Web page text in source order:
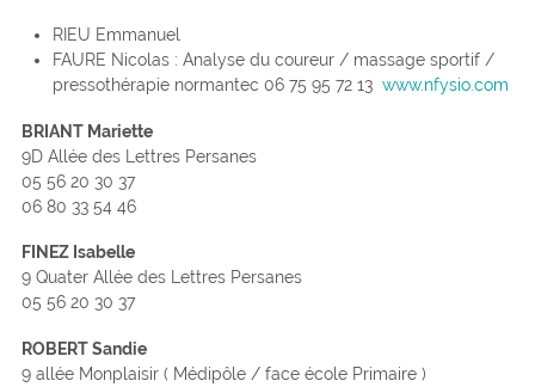
RIEU Emmanuel
FAURE Nicolas : Analyse du coureur / massage sportif /
pressothérapie normantec 06 75 95 72 13 www.nfysio.com
BRIANT Mariette
9D Allée des Lettres Persanes
05 56 20 30 37
06 80 33 54 46
FINEZ Isabelle
9 Quater Allée des Lettres Persanes
05 56 20 30 37
ROBERT Sandie
9 allée Monplaisir ( Médipôle / face école Primaire )